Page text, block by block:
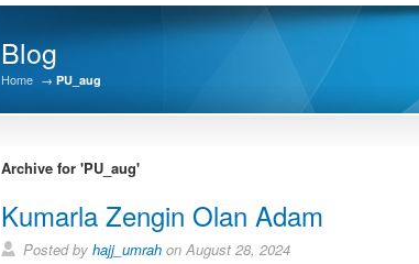
Blog
Home → PU_aug
Archive for 'PU_aug'
Kumarla Zengin Olan Adam
Posted by hajj_umrah on August 28, 2024